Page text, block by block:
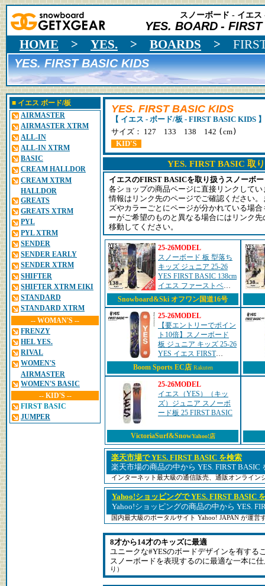
スノーボード - イエス
YES. BOARD -
HOME > YES. > BOARDS >
YES. FIRST BASIC KIDS
■ イエス ボード/板
AIRMASTER
AIRMASTER XTRM
ALL-IN
ALL-IN XTRM
BASIC
CREAM HALLDOR
CREAM XTRM
HALLDOR
GREATS
GREATS XTRM
PYL
PYL XTRM
SENDER
SENDER EARLY
SENDER XTRM
SHIFTER
SHIFTER XTRM EIKI
STANDARD
STANDARD XTRM
-- WOMAN'S --
FRENZY
HEL YES.
RIVAL
WOMEN'S
AIRMASTER
WOMEN'S BASIC
-- KID'S --
FIRST BASIC
JUMPER
YES. FIRST BASIC KIDS
【 イエス - ボード/板 - FIRST BASIC KIDS 】
サイズ： 127 133 138 142 ( cm)
KID'S
YES. FIRST BASIC 取
イエスのFIRST BASICを取り扱うスノーボ
各ショップの商品ページに直接リンクして
情報はリンク先のページでご確認ください
ズやカラーごとにページが分かれている場
ーがご希望のものと異なる場合にはリンク
移動してください。
25-26MODEL
スノーボード 板 型落ち
キッズ ジュニア 25-26
YES FIRST BASIC 138cm
イエス ファーストベー
シック グラトリ ラント
リ フリースタイル フラ
ット アウトレ...
Snowboard&Ski オフワン国道16号
25-26MODEL
【要エントリーでポイン
ト10倍】スノーボード
板 ジュニア キッズ 25-26
YES イエス FIRST
BASIC ファーストベー
シック 子供用 2026 日本
正規品
Boom Sports EC店 Rakuten
25-26MODEL
イエス（YES）（キッ
ズ）ジュニア スノーボ
ード板 25 FIRST BASIC
VictoriaSurf&SnowYahoo!店
楽天市場で YES. FIRST BASIC を検索
楽天市場の商品の中から YES. FIRST BASIC
インターネット最大級の通信販売、通販オンライン
Yahoo!ショッピングで YES. FIRST BASIC
Yahoo!ショッピングの商品の中から YES.
国内最大級のポータルサイト Yahoo! JAPAN が運営
8才から14才のキッズに最適
ユニークな#YESのボードデザインを有する
スノーボードを表現するのに最適な一本に
り）